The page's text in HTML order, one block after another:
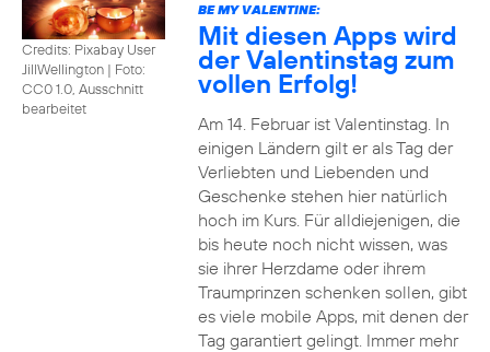
Credits: Pixabay User
JillWellington | Foto:
CC0 1.0, Ausschnitt
bearbeitet
BE MY VALENTINE:
Mit diesen Apps wird
der Valentinstag zum
vollen Erfolg!
Am 14. Februar ist Valentinstag. In
einigen Ländern gilt er als Tag der
Verliebten und Liebenden und
Geschenke stehen hier natürlich
hoch im Kurs. Für alldiejenigen, die
bis heute noch nicht wissen, was
sie ihrer Herzdame oder ihrem
Traumprinzen schenken sollen, gibt
es viele mobile Apps, mit denen der
Tag garantiert gelingt. Immer mehr